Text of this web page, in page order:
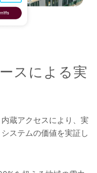
スによる実
蔵アクセスにより、実
ステムの価値を実証し